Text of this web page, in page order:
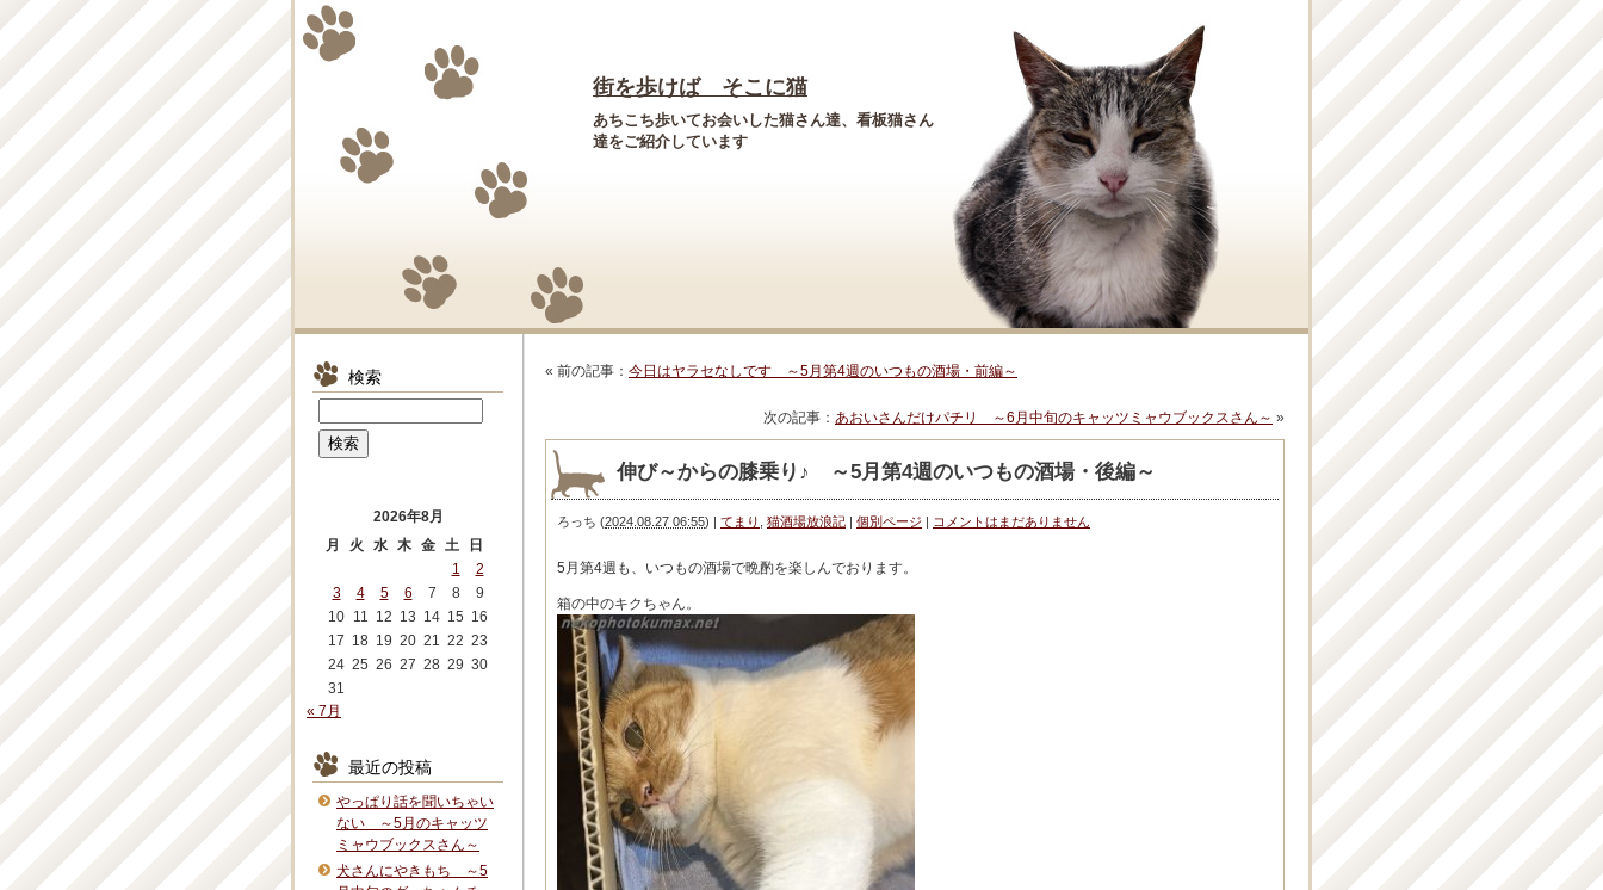
街を歩けば そこに猫
あちこち歩いてお会いした猫さん達、看板猫さん
達をご紹介しています
« 前の記事： 今日はヤラセなしです ～5月第4週のいつもの酒場・前編～
次の記事： あおいさんだけパチリ ～6月中旬のキャッツミャウブックスさん～ »
伸び～からの膝乗り♪ ～5月第4週のいつもの酒場・後編～
ろっち (2024.08.27 06:55) | てまり 猫酒場放浪記 | 個別ページ | コメントはまだありません
5月第4週も、いつもの酒場で晩酌を楽しんでおります。
箱の中のキクちゃん。
検索
2026年8月
月
火 水 木 金 土
日
1
2
3
4 5 6 7 8
9
10 11 12 13 14 15 16
17 18 19 20 21 22 23
24 25 26 27 28 29 30
31
« 7月
最近の投稿
やっぱり話を聞いちゃい
ない ～5月のキャッツ
ミャウブックスさん～
犬さんにやきもち ～5